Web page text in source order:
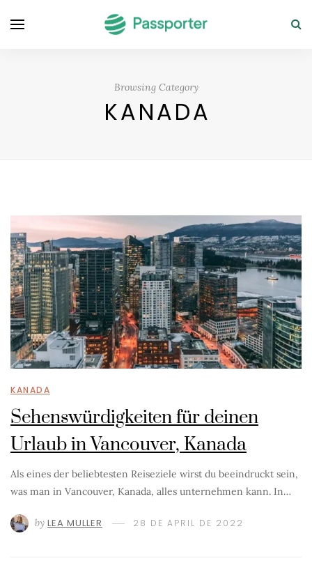
Browsing Category
KANADA
KANADA
Sehenswürdigkeiten für deinen
Urlaub in Vancouver, Kanada
Als eines der beliebtesten Reiseziele wirst du beeindruckt sein,
was man in Vancouver, Kanada, alles unternehmen kann. In…
by LEA MULLER 28 DE APRIL DE 2022